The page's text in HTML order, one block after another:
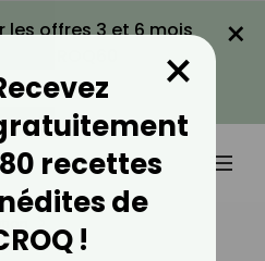
les offres 3 et 6 mois
LA PROMO
×
Vide ?
recettes
de
!
×